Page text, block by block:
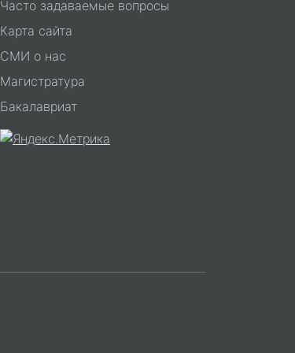
Часто задаваемые вопросы
Карта сайта
СМИ о нас
Магистратура
Бакалавриат